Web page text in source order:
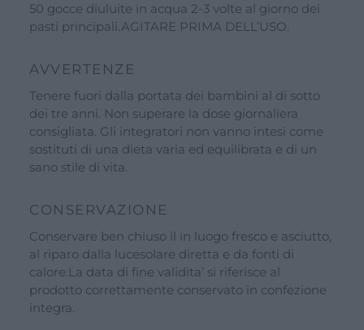
50 gocce diuluite in acqua 2-3 volte al giorno dei
pasti principali.AGITARE PRIMA DELL’USO.
AVVERTENZE
Tenere fuori dalla portata dei bambini al di sotto
dei tre anni. Non superare la dose giornaliera
consigliata. Gli integratori non vanno intesi come
sostituti di una dieta varia ed equilibrata e di un
sano stile di vita.
CONSERVAZIONE
Conservare ben chiuso il in luogo fresco e asciutto,
al riparo dalla lucesolare diretta e da fonti di
calore.La data di fine validita’ si riferisce al
prodotto correttamente conservato in confezione
integra.